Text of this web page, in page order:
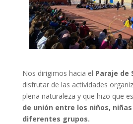
Nos dirigimos hacia el Paraje de
disfrutar de las actividades
plena naturaleza y que hizo que
de unión entre los niños,
diferentes grupos.